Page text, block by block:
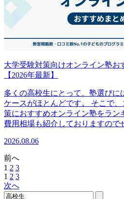
大学受験対策向けオンライン塾お
【2026年最新】
多くの高校生にとって、塾選びに
ケースがほとんどです。 そこで
策におすすめオンライン塾をラン
費用相場も紹介しておりますので
2026.08.06
前へ
1 2 3
1 2 3
次へ